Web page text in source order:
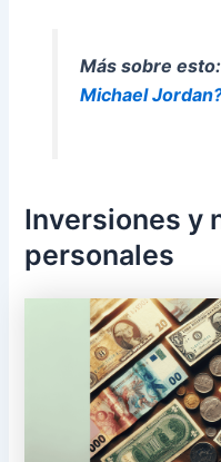
Más sobre esto:
Michael
Inversiones y
personales